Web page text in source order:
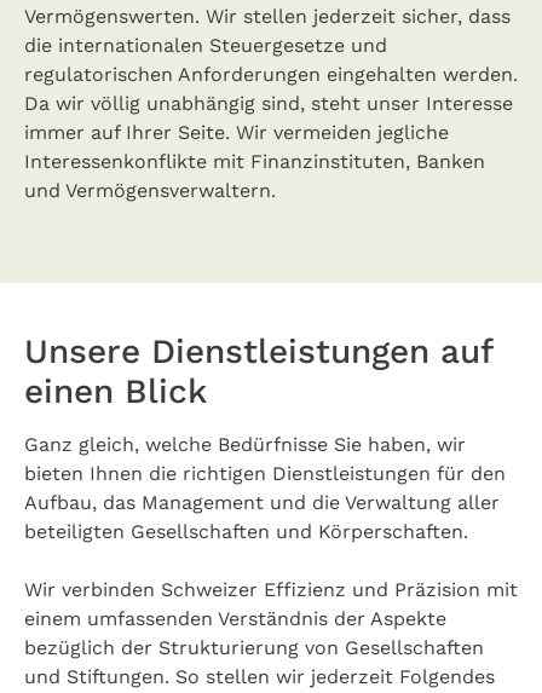
Vermögenswerten. Wir stellen jederzeit sicher, dass
die internationalen Steuergesetze und
regulatorischen Anforderungen eingehalten werden.
Da wir völlig unabhängig sind, steht unser Interesse
immer auf Ihrer Seite. Wir vermeiden jegliche
Interessenkonflikte mit Finanzinstituten, Banken
und Vermögensverwaltern.
Unsere Dienstleistungen auf
einen Blick
Ganz gleich, welche Bedürfnisse Sie haben, wir
bieten Ihnen die richtigen Dienstleistungen für den
Aufbau, das Management und die Verwaltung aller
beteiligten Gesellschaften und Körperschaften.
Wir verbinden Schweizer Effizienz und Präzision mit
einem umfassenden Verständnis der Aspekte
bezüglich der Strukturierung von Gesellschaften
und Stiftungen. So stellen wir jederzeit Folgendes